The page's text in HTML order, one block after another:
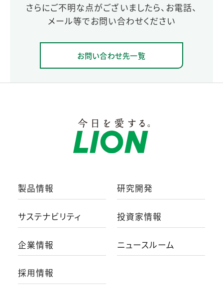
さらにご不明な点がございましたら、お電話、
メール等でお問い合わせください
お問い合わせ先一覧
製品情報 研究開発
サステナビリティ 投資家情報
企業情報 ニュースルーム
採用情報